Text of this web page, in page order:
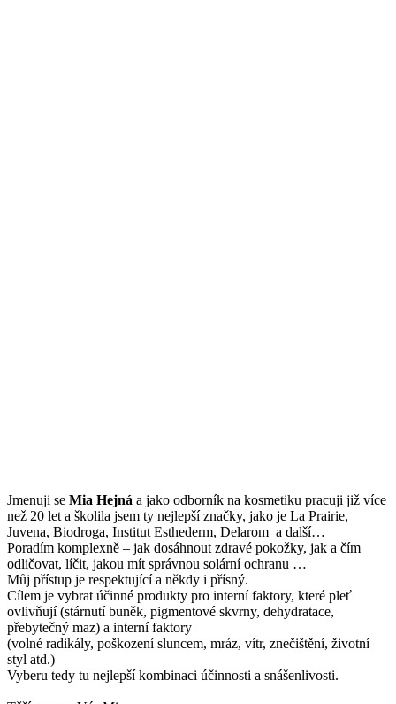
Jmenuji se Mia Hejná a jako odborník na kosmetiku pracuji již více
než 20 let a školila jsem ty nejlepší značky, jako je La Prairie,
Juvena, Biodroga, Institut Esthederm, Delarom a další…
Poradím komplexně – jak dosáhnout zdravé pokožky, jak a čím
odličovat, líčit, jakou mít správnou solární ochranu …
Můj přístup je respektující a někdy i přísný.
Cílem je vybrat účinné produkty pro interní faktory, které pleť
ovlivňují (stárnutí buněk, pigmentové skvrny, dehydratace,
přebytečný maz) a interní faktory
(volné radikály, poškození sluncem, mráz, vítr, znečištění, životní
styl atd.)
Vyberu tedy tu nejlepší kombinaci účinnosti a snášenlivosti.